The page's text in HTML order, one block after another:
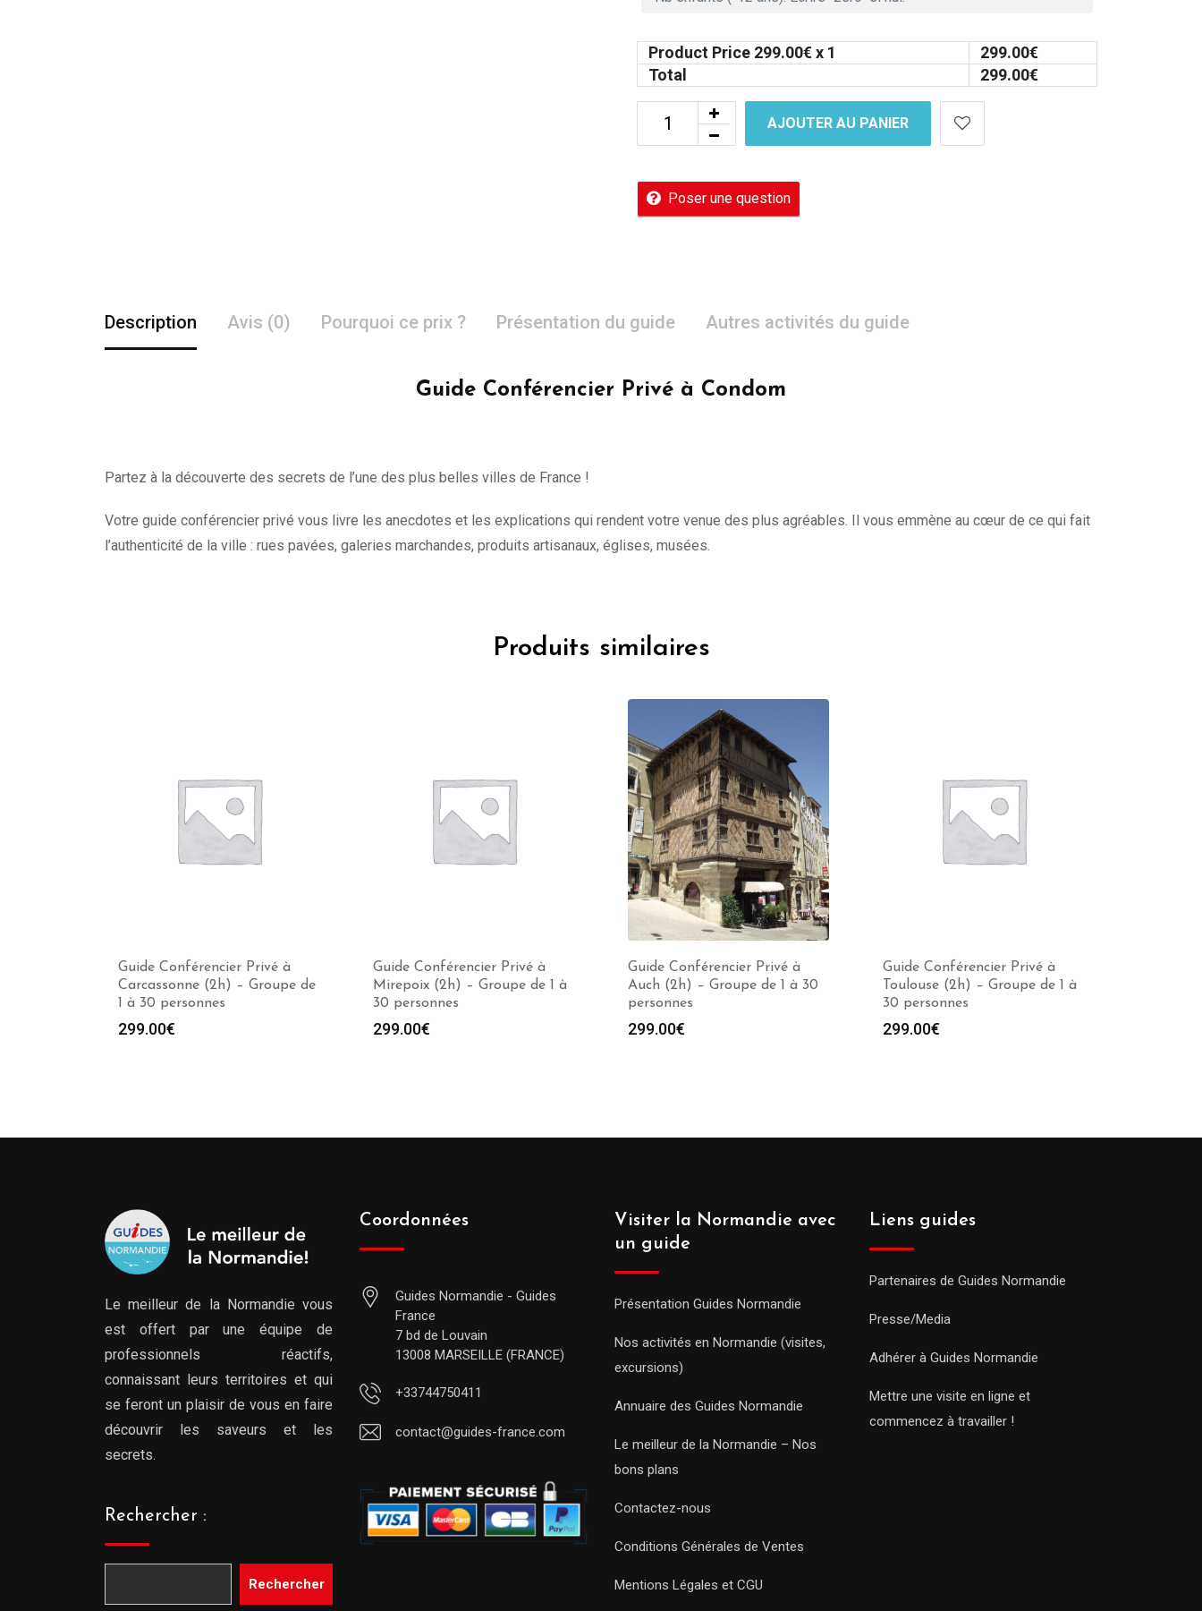
Product Price 299.00€ x 1 299.00€
Total
299.00€
AJOUTER AU PANIER
Poser une question
Description Avis (0) Pourquoi ce prix ? Présentation du guide Autres activités du guide
Guide Conférencier Privé à Condom
Partez à la découverte des secrets de l’une des plus belles villes de France !
Votre guide conférencier privé vous livre les anecdotes et les explications qui rendent votre venue des plus agréables. Il vous emmène au cœur de ce qui fait
l’authenticité de la ville : rues pavées, galeries marchandes, produits artisanaux, églises, musées.
Produits similaires
Guide Conférencier Privé à
Carcassonne (2h) – Groupe de
1 à 30 personnes
299.00€
Guide Conférencier Privé à
Mirepoix (2h) – Groupe de 1 à
30 personnes
299.00€
Guide Conférencier Privé à
Auch (2h) – Groupe de 1 à 30
personnes
299.00€
Guide Conférencier Privé à
Toulouse (2h) – Groupe de 1 à
30 personnes
299.00€
Le meilleur de la Normandie vous
est offert par une équipe de
professionnels réactifs,
connaissant leurs territoires et qui
se feront un plaisir de vous en faire
découvrir les saveurs et les
secrets.
Rechercher :
Rechercher
Coordonnées
Guides Normandie - Guides
France
7 bd de Louvain
13008 MARSEILLE (FRANCE)
+33744750411
contact@guides-france.com
Visiter la Normandie avec
un guide
Présentation Guides Normandie
Nos activités en Normandie (visites,
excursions)
Annuaire des Guides Normandie
Le meilleur de la Normandie – Nos
bons plans
Contactez-nous
Conditions Générales de Ventes
Mentions Légales et CGU
Liens guides
Partenaires de Guides Normandie
Presse/Media
Adhérer à Guides Normandie
Mettre une visite en ligne et
commencez à travailler !